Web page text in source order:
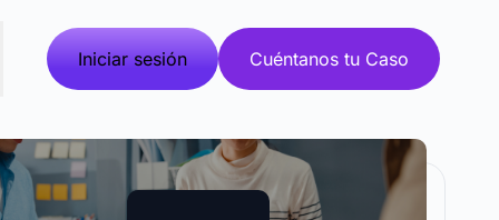
Iniciar sesión Cuéntanos tu Caso